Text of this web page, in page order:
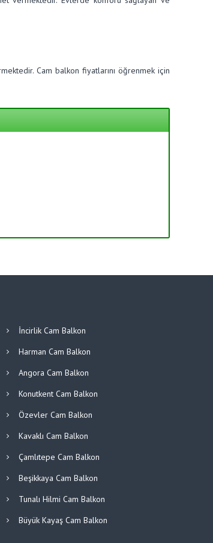
Cam balkon fiyatlarını öğrenmek için
İncirlik Cam Balkon
Harman Cam Balkon
Angora Cam Balkon
Konutkent Cam Balkon
Özevler Cam Balkon
Kavaklı Cam Balkon
Çamlıtepe Cam Balkon
Beşikkaya Cam Balkon
Tunalı Hilmi Cam Balkon
Büyük Kayaş Cam Balkon